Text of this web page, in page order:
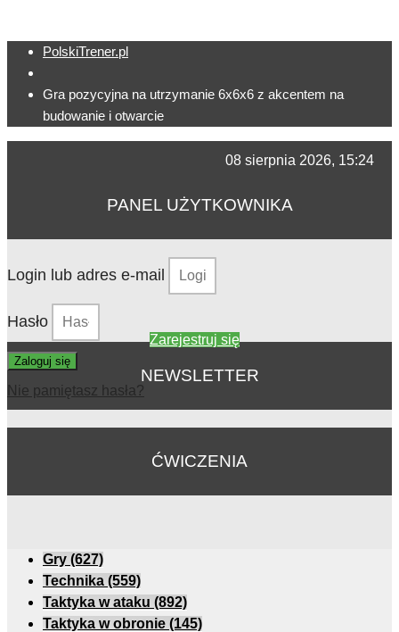
PolskiTrener.pl
Gra pozycyjna na utrzymanie 6x6x6 z akcentem na
budowanie i otwarcie
08 sierpnia 2026, 15:24
PANEL UŻYTKOWNIKA
Login lub adres e-mail
Hasło
Zaloguj się
Nie pamiętasz hasła?
Zarejestruj się
NEWSLETTER
ĆWICZENIA
Gry (627)
Technika (559)
Taktyka w ataku (892)
Taktyka w obronie (145)